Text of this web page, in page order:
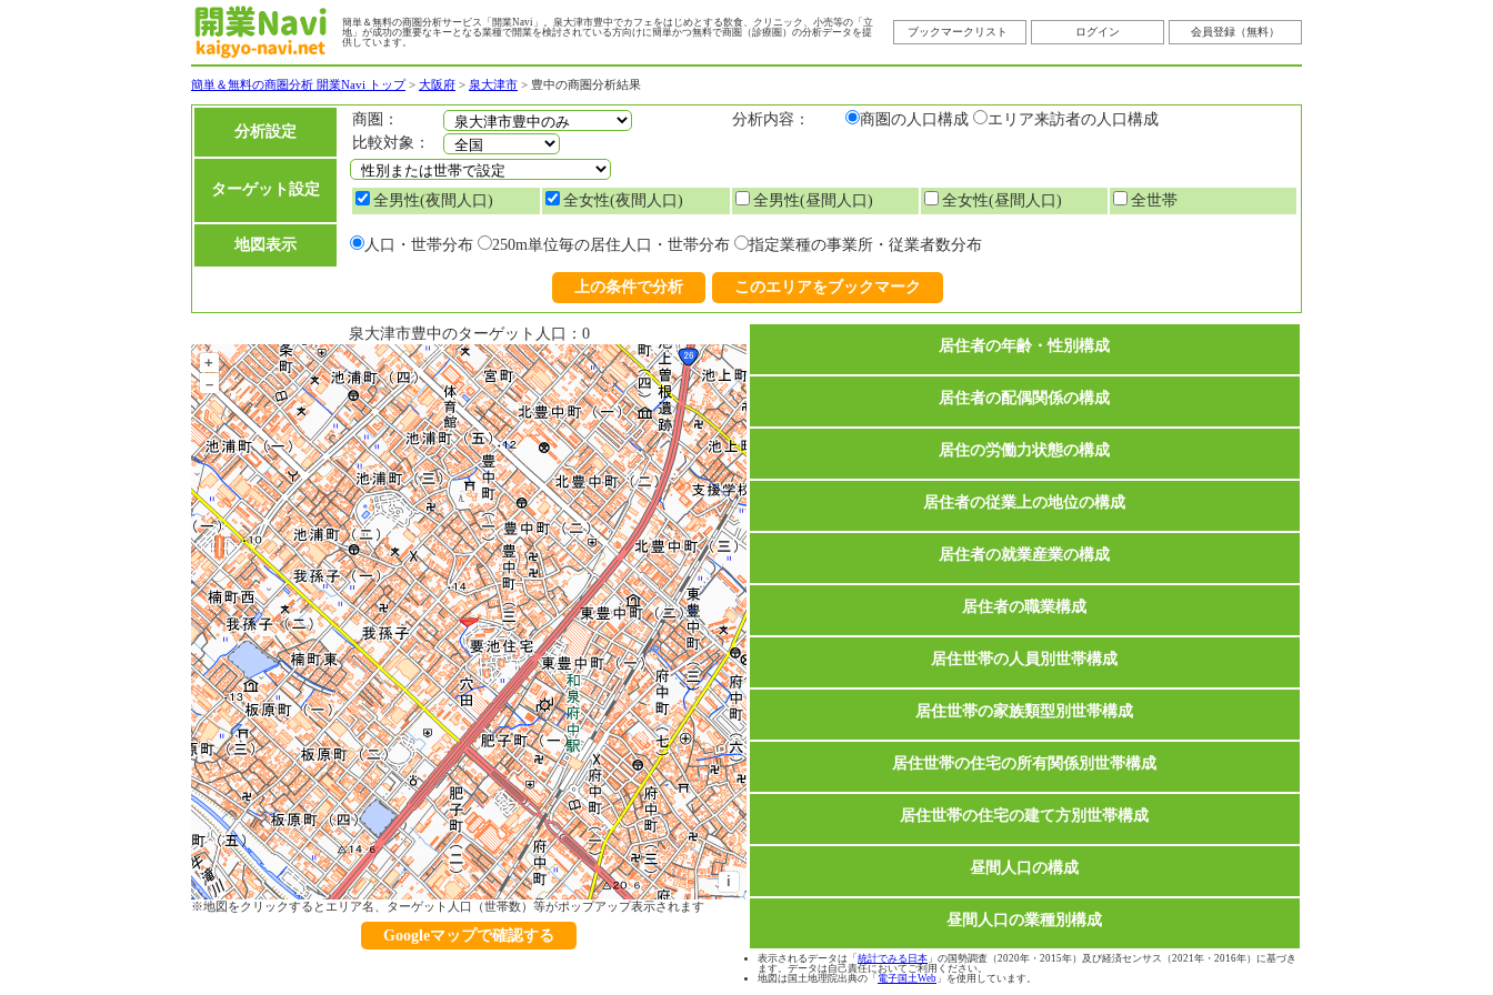
簡単＆無料の商圏分析サービス「開業Navi」。泉大津市豊中でカフェをはじめとする飲食、クリニック、小売等の「立
地」が成功の重要なキーとなる業種で開業を検討されている方向けに簡単かつ無料で商圏（診療圏）の分析データを提
供しています。
ブックマークリスト ログイン 会員登録（無料）
簡単＆無料の商圏分析 開業Navi トップ> 大阪府 > 泉大津市 > 豊中の商圏分析結果
分析設定
商圏： 分析内容： 商圏の人口構成
エリア来訪者の人口構成
比較対象：
ターゲット設定
全男性(夜間人口) 全女性(夜間人口) 全男性(昼間人口) 全女性(昼間人口) 全世帯
地図表示 人口・世帯分布 250m単位毎の居住人口・世帯分布 指定業種の事業所・従業者数分布
上の条件で分析 このエリアをブックマーク
泉大津市豊中のターゲット人口：0
+
–
i
※地図をクリックするとエリア名、ターゲット人口（世帯数）等がポップアップ表示されます
Googleマップで確認する
居住者の年齢・性別構成
居住者の配偶関係の構成
居住の労働力状態の構成
居住者の従業上の地位の構成
居住者の就業産業の構成
居住者の職業構成
居住世帯の人員別世帯構成
居住世帯の家族類型別世帯構成
居住世帯の住宅の所有関係別世帯構成
居住世帯の住宅の建て方別世帯構成
昼間人口の構成
昼間人口の業種別構成
表示されるデータは「 統計でみる日本 」の国勢調査（2020年・2015年）及び経済センサス（2021年・2016年）に基づき
ます。データは自己責任においてご利用ください。
地図は国土地理院出典の「 電子国土Web 」を使用しています。